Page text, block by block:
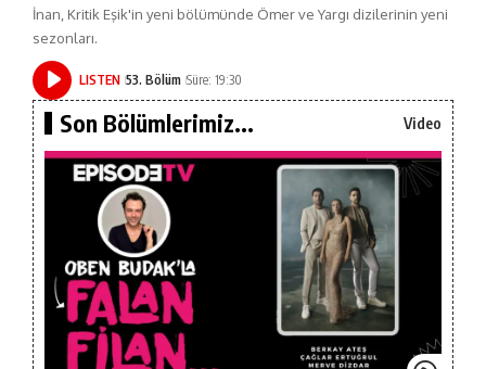
İnan, Kritik Eşik'in yeni bölümünde Ömer ve Yargı dizilerinin yeni
sezonları.
LISTEN 53. Bölüm Süre: 19:30
Son Bölümlerimiz... Video